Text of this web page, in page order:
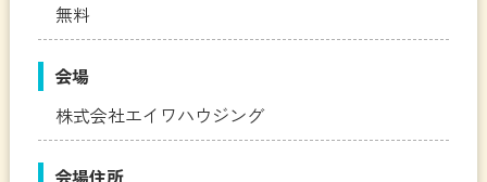
無料
会場
株式会社エイワハウジング
会場住所